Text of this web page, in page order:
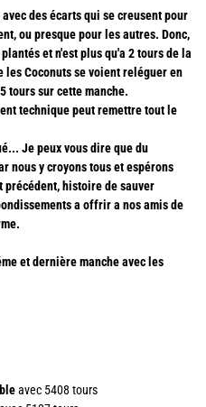
des écarts qui se creusent pour
ou presque pour les autres. Donc,
et n'est plus qu'a 2 tours de la
Coconuts se voient reléguer en
tours sur cette manche.
technique peut remettre tout le
Je peux vous dire que du
nous y croyons tous et espérons
précédent, histoire de sauver
a offrir a nos amis de
et dernière manche avec les
avec 5408 tours